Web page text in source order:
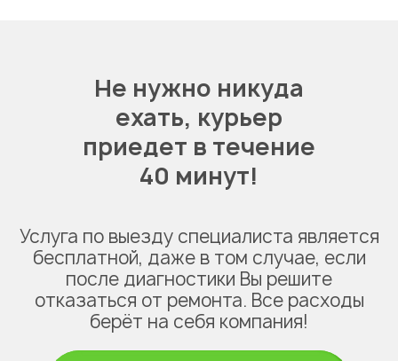
Не нужно никуда
ехать, курьер
приедет в течение
40 минут!
Услуга по выезду специалиста является
бесплатной, даже в том случае, если
после диагностики Вы решите
отказаться от ремонта. Все расходы
берёт на себя компания!